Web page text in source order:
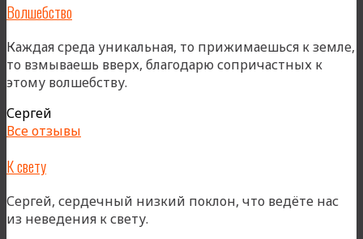
Волшебство
Каждая среда уникальная, то прижимаешься к земле,
то взмываешь вверх, благодарю сопричастных к
этому волшебству.
Сергей
Все отзывы
К свету
Сергей, сердечный низкий поклон, что ведёте нас
из неведения к свету.